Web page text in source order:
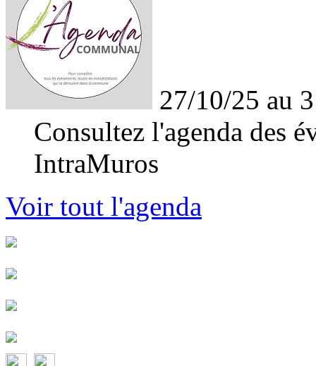
27/10/25 au
Consultez l'agenda des
IntraMuros
Voir tout l'agenda